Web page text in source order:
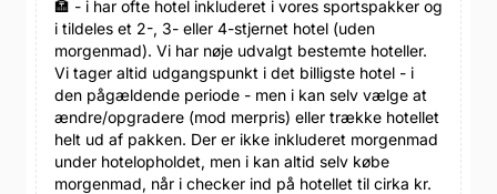
🏣 - i har ofte hotel inkluderet i vores sportspakker og
i tildeles et 2-, 3- eller 4-stjernet hotel (uden
morgenmad). Vi har nøje udvalgt bestemte hoteller.
Vi tager altid udgangspunkt i det billigste hotel - i
den pågældende periode - men i kan selv vælge at
ændre/opgradere (mod merpris) eller trække hotellet
helt ud af pakken. Der er ikke inkluderet morgenmad
under hotelopholdet, men i kan altid selv købe
morgenmad, når i checker ind på hotellet til cirka kr.